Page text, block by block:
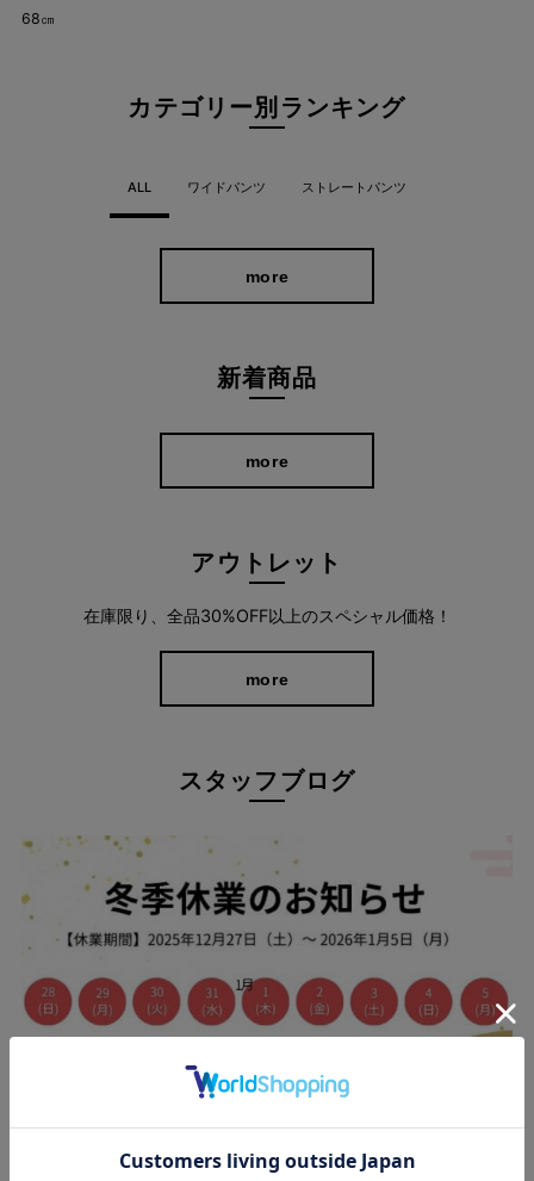
68㎝
カテゴリー別ランキング
ALL ワイドパンツ ストレートパンツ
more
新着商品
more
アウトレット
在庫限り、全品30%OFF以上のスペシャル価格！
more
スタッフブログ